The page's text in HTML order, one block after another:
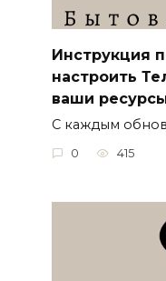
Инструкция
настроить
ваши
С каждым
0 415